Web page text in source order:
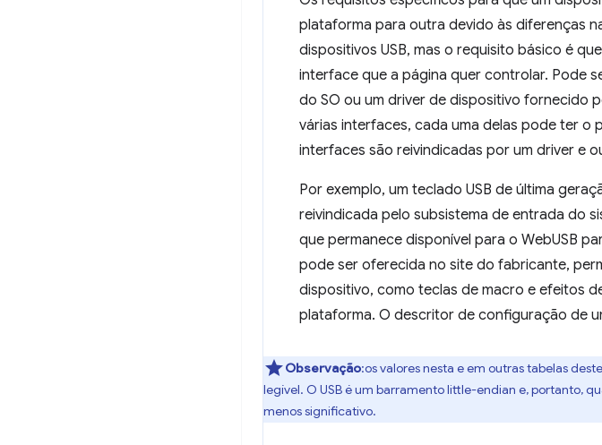
plataforma para outra devido às diferenças
dispositivos USB, mas o requisito básico é
interface que a página quer controlar. Pode
do SO ou um driver de dispositivo fornecido
várias interfaces, cada uma delas pode ter o
interfaces são reivindicadas por um driver e
Por exemplo, um teclado USB de última
reivindicada pelo subsistema de entrada do
que permanece disponível para o WebUSB
pode ser oferecida no site do fabricante,
dispositivo, como teclas de macro e efeitos
plataforma. O descritor de configuração de
Observação:os valores nesta e em outras tabelas
legível. O USB é um barramento little-endian e, portanto,
menos significativo.